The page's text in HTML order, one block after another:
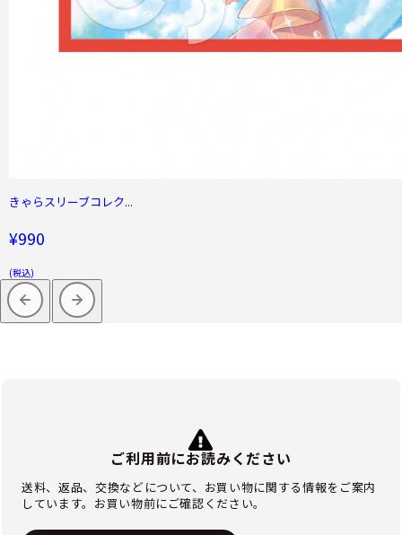
きゃらスリーブコレク...
¥990
(税込)
ご利用前にお読みください
送料、返品、交換などについて、お買い物に関する情報をご案内
しています。お買い物前にご確認ください。